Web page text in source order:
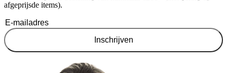
afgeprijsde items).
Inschrijven